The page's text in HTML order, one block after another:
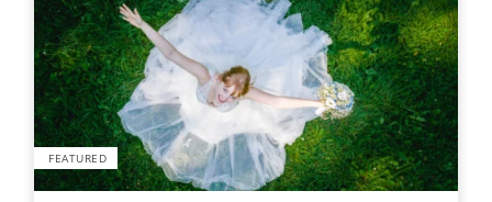
FEATURED